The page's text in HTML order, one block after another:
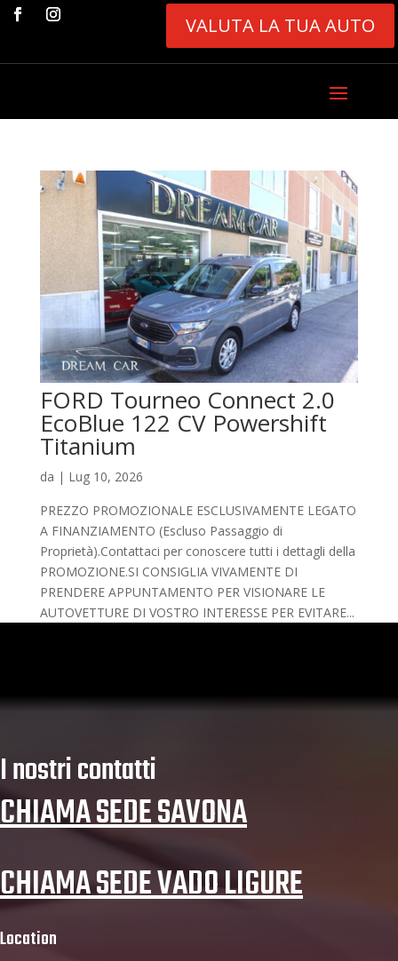
VALUTA LA TUA AUTO
FORD Tourneo Connect 2.0
EcoBlue 122 CV Powershift
Titanium
da | Lug 10, 2026
PREZZO PROMOZIONALE ESCLUSIVAMENTE LEGATO
A FINANZIAMENTO (Escluso Passaggio di
Proprietà).Contattaci per conoscere tutti i dettagli della
PROMOZIONE.SI CONSIGLIA VIVAMENTE DI
PRENDERE APPUNTAMENTO PER VISIONARE LE
AUTOVETTURE DI VOSTRO INTERESSE PER EVITARE...
I nostri contatti
CHIAMA SEDE SAVONA
CHIAMA SEDE VADO LIGURE
Location